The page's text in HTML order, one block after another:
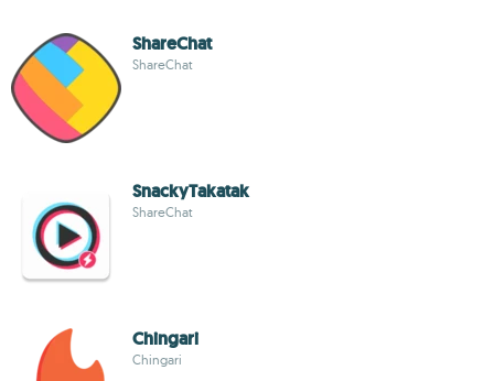
ShareChat
ShareChat
SnackyTakatak
ShareChat
Chingari
Chingari